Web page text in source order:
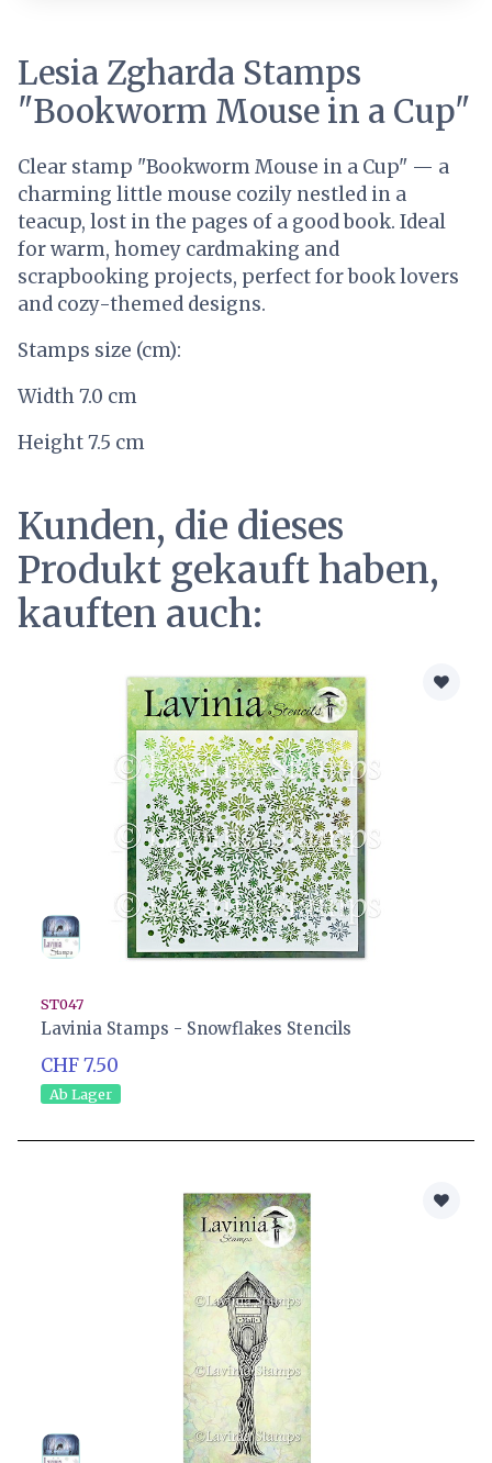
Lesia Zgharda Stamps
"Bookworm Mouse in a Cup"
Clear stamp "Bookworm Mouse in a Cup" — a
charming little mouse cozily nestled in a
teacup, lost in the pages of a good book. Ideal
for warm, homey cardmaking and
scrapbooking projects, perfect for book lovers
and cozy-themed designs.
Stamps size (cm):
Width 7.0 сm
Height 7.5 сm
Kunden, die dieses
Produkt gekauft haben,
kauften auch:
ST047
Lavinia Stamps - Snowflakes Stencils
CHF 7.50
Ab Lager